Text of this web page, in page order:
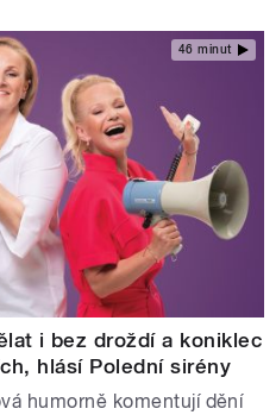
46 minut
i bez droždí a koniklec
hlásí Polední sirény
humorně komentují dění